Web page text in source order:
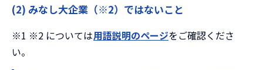
(2) みなし大企業（※2）ではないこと
※1 ※2 については用語説明のページをご確認くださ
い。